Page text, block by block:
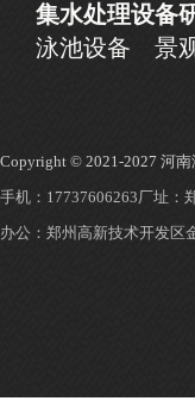
集水处理设备
泳池设备
景
Copyright © 2021-2027 河
手机：17737606263厂址：
办公：郑州高新技术开发区